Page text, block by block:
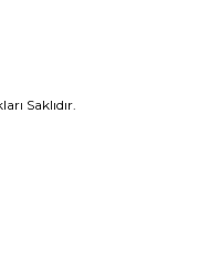
Saklıdır.